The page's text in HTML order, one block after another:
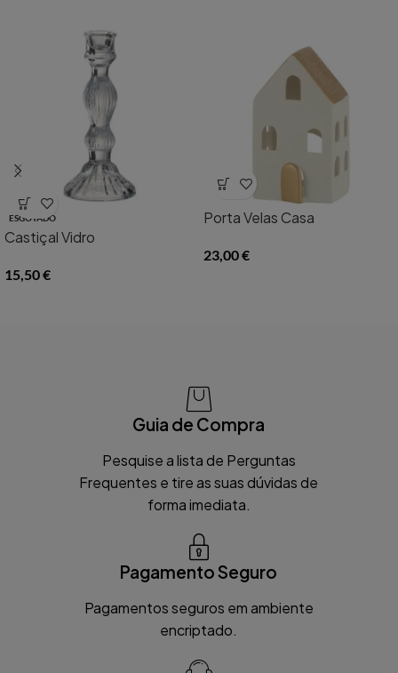
ESGOTADO
Castiçal Vidro
15,50€
Porta Velas Casa
23,00€
Guia de Compra
Pesquise a lista de Perguntas
Frequentes e tire as suas dúvidas de
forma imediata.
Pagamento Seguro
Pagamentos seguros em ambiente
encriptado.